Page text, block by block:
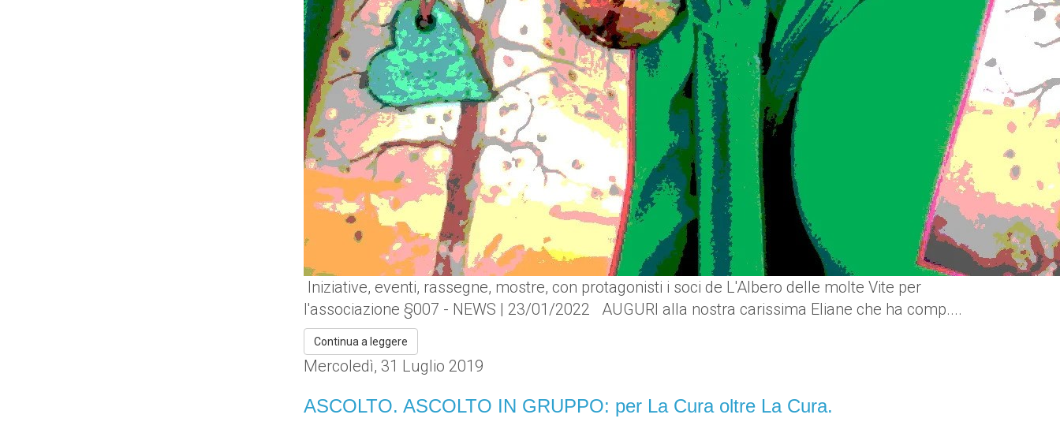
Iniziative, eventi, rassegne, mostre, con protagonisti i soci de L'Albero delle molte Vite per
l'associazione §007 - NEWS | 23/01/2022 AUGURI alla nostra carissima Eliane che ha comp....
Continua a leggere
Mercoledì, 31 Luglio 2019
ASCOLTO. ASCOLTO IN GRUPPO: per La Cura oltre La Cura.